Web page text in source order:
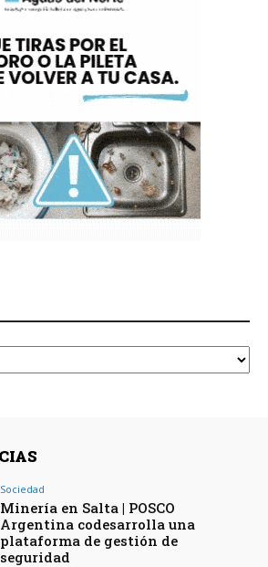
Sociedad
Minería en Salta | POSCO
Argentina codesarrolla una
plataforma de gestión de
seguridad